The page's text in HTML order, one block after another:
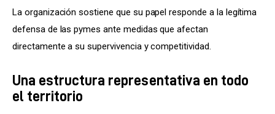
La organización sostiene que su papel responde a la legítima
defensa de las pymes ante medidas que afectan
directamente a su supervivencia y competitividad.
Una estructura representativa en todo
el territorio